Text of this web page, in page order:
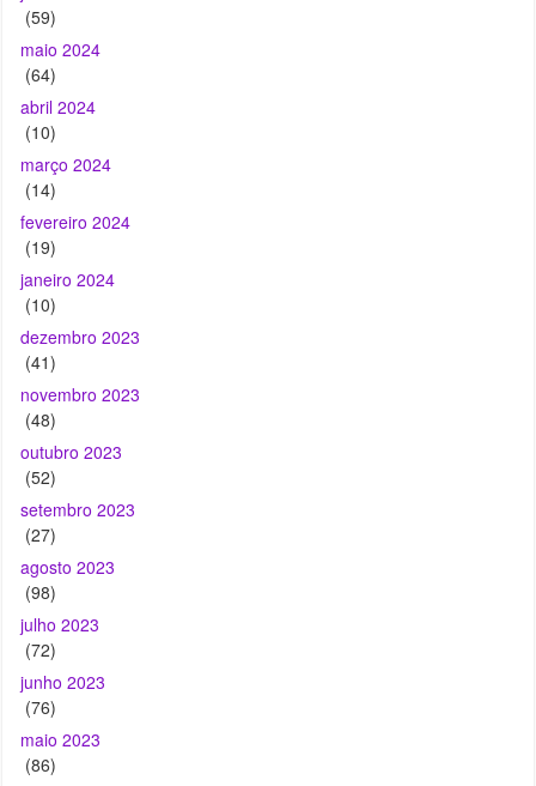
abril 2024
(10)
março 2024
(14)
fevereiro 2024
janeiro 2024
(10)
dezembro 2023
(41)
novembro 2023
(48)
outubro 2023
setembro 2023
(27)
agosto 2023
(98)
julho 2023
junho 2023
(76)
maio 2023
(86)
abril 2023
(103)
março 2023